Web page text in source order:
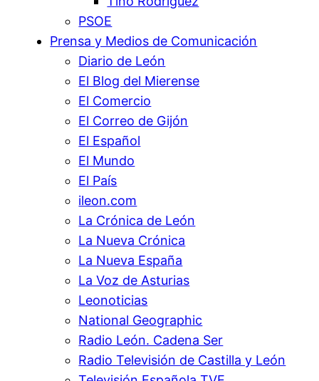
PSOE
Prensa y Medios de Comunicación
Diario de León
El Blog del Mierense
El Comercio
El Correo de Gijón
El Español
El Mundo
El País
ileon.com
La Crónica de León
La Nueva Crónica
La Nueva España
La Voz de Asturias
Leonoticias
National Geographic
Radio León. Cadena Ser
Radio Televisión de Castilla y León